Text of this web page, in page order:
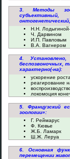
3. Методы
Н.Н.
Ч. Дарвином
И.П. Павловым
В.А. Вагнером
4.
беспозвоночных,
характерно(-на):
ускорение
реагирование
локомоция
5. Французский
зоологии»:
Г. Реймарус
Ф. Кювье
Ж.Б. Ламарк
Ш.Ж. Леруа
6. Основная
перемещении